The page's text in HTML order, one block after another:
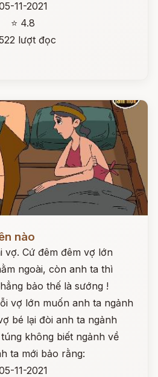
11-2021
⭐ 4.8
lượt đọc
nào
vợ. Cứ đêm đêm vợ lớn
ngoài, còn anh ta thì
bảo thế là sướng !
vợ lớn muốn anh ta ngảnh
bé lại đòi anh ta ngảnh
không biết ngảnh về
ta mới bảo rằng:
11-2021